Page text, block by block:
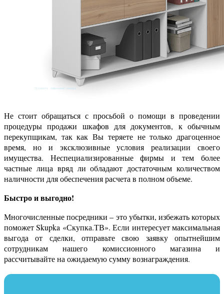
Не стоит обращаться с просьбой о помощи в проведении
процедуры продажи шкафов для документов, к обычным
перекупщикам, так как Вы теряете не только драгоценное
время, но и эксклюзивные условия реализации своего
имущества. Неспециализированные фирмы и тем более
частные лица вряд ли обладают достаточным количеством
наличности для обеспечения расчета в полном объеме.
Быстро и выгодно!
Многочисленные посредники – это убытки, избежать которых
поможет Skupka «Скупка.ТВ». Если интересует максимальная
выгода от сделки, отправьте свою заявку опытнейшим
сотрудникам нашего комиссионного магазина и
рассчитывайте на ожидаемую сумму вознаграждения.